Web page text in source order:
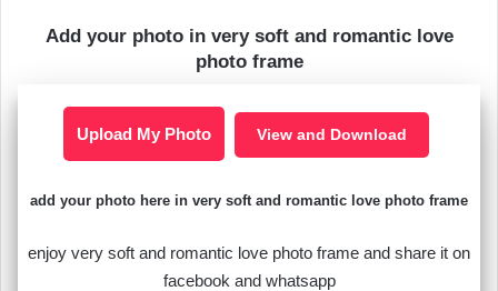
Add your photo in very soft and romantic love
photo frame
Upload My Photo View and Download
add your photo here in very soft and romantic love photo frame
enjoy very soft and romantic love photo frame and share it on
facebook and whatsapp